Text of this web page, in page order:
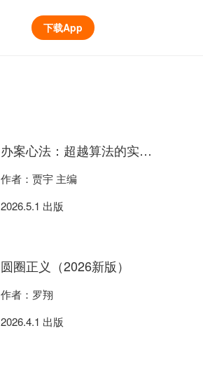
下载App
办案心法：超越算法的实践智慧
作者：贾宇 主编
2026.5.1 出版
圆圈正义（2026新版）
作者：罗翔
2026.4.1 出版